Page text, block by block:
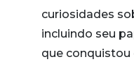
curiosidades
incluindo seu
que conquistou